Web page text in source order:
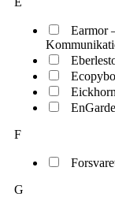
Earmor
F
G